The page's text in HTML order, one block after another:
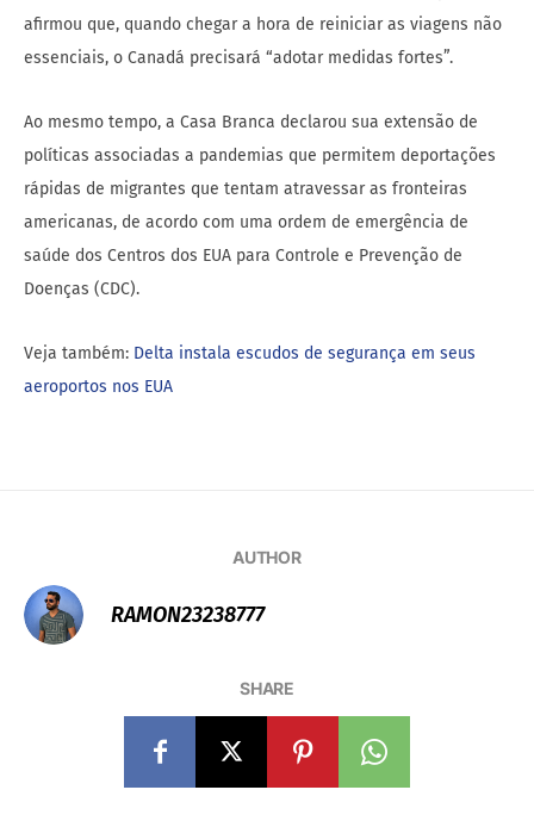
afirmou que, quando chegar a hora de reiniciar as viagens não
essenciais, o Canadá precisará “adotar medidas fortes”.
Ao mesmo tempo, a Casa Branca declarou sua extensão de
políticas associadas a pandemias que permitem deportações
rápidas de migrantes que tentam atravessar as fronteiras
americanas, de acordo com uma ordem de emergência de
saúde dos Centros dos EUA para Controle e Prevenção de
Doenças (CDC).
Veja também: Delta instala escudos de segurança em seus
aeroportos nos EUA
AUTHOR
RAMON23238777
SHARE